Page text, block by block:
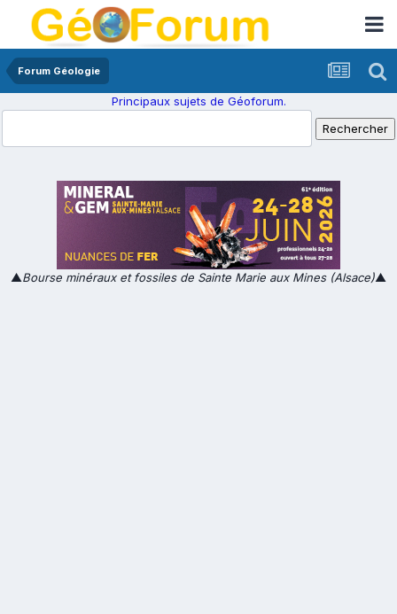
Forum Géologie
Principaux sujets de Géoforum.
▲Bourse minéraux et fossiles de Sainte Marie aux Mines (Alsace)▲